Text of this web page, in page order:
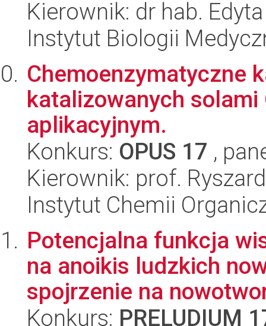
Kierownik: dr hab.
Instytut Biologii
Chemoenzymatyczne
katalizowanych
aplikacyjnym.
Konkurs: OPUS 17 ,
Kierownik: prof.
Instytut Chemii
Potencjalna funkcja
na anoikis ludzkich
spojrzenie na
Konkurs: PRELUDIUM